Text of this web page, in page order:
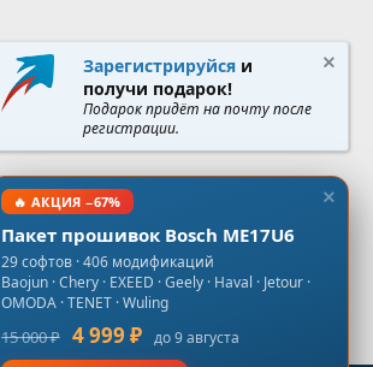
Зарегистрируйся и
получи подарок!
Подарок придёт на почту после
регистрации.
🔥 АКЦИЯ −67%
Пакет прошивок Bosch ME17U6
29 софтов · 406 модификаций
Baojun · Chery · EXEED · Geely · Haval · Jetour ·
OMODA · TENET · Wuling
15 000 ₽ 4 999 ₽ до 9 августа